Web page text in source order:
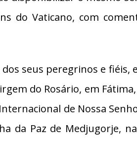
do Vaticano, com
seus peregrinos e fiéis,
do Rosário, em
de Nossa
da Paz de Medjugorje,